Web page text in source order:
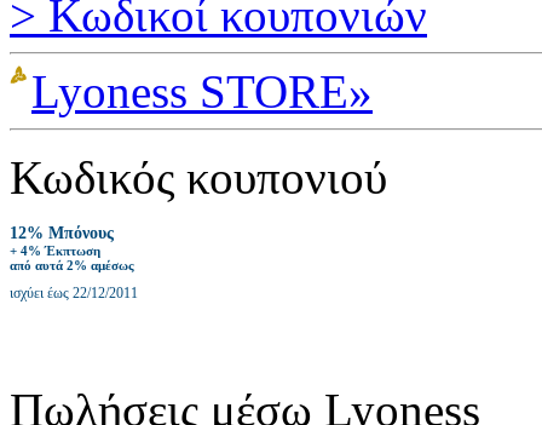
> Κωδικοί κουπονιών
Lyoness STORE»
Κωδικός κουπονιού
12% Μπόνους
+ 4% Έκπτωση
από αυτά 2% αμέσως
ισχύει έως 22/12/2011
Πωλήσεις μέσω Lyoness